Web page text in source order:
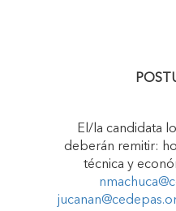
El/la candidata
deberán remitir:
técnica y